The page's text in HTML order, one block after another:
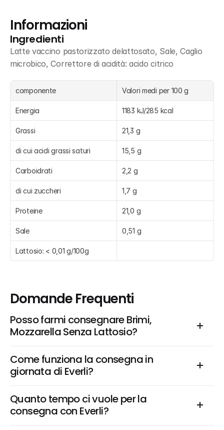
Informazioni
Ingredienti
Latte vaccino pastorizzato delattosato, Sale, Caglio
microbico, Correttore di acidità: acido citrico
componente Valori medi per 100 g
Energia 1183 kJ/285 kcal
Grassi 21,3 g
di cui acidi grassi saturi 15,5 g
Carboidrati 2,2 g
di cui zuccheri 1,7 g
Proteine 21,0 g
Sale 0,51 g
Lattosio: < 0,01 g/100g
Domande Frequenti
Posso farmi consegnare Brimi,
Mozzarella Senza Lattosio?
Come funziona la consegna in
giornata di Everli?
Quanto tempo ci vuole per la
consegna con Everli?